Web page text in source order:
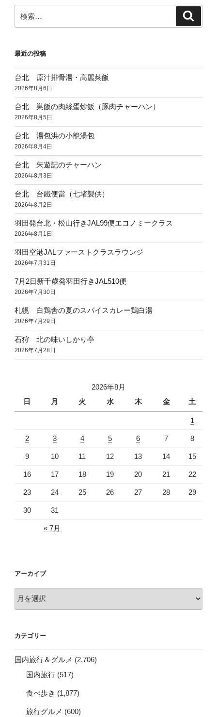
ー
シ
索:
最近の投稿
台北 原汁排骨湯・高麗菜飯
2026年8月6日
台北 巣飯の肉絲蛋炒飯（豚肉チャーハン）
2026年8月5日
台北 湯包洪の小籠湯包
2026年8月4日
台北 朱遊記のチャーハン
2026年8月3日
台北 台鐵便當（七堵製供）
2026年8月2日
羽田発台北・松山行きJAL99便エコノミークラス
2026年8月1日
羽田空港JALファーストクラスラウンジ
2026年7月31日
7月2日新千歳発羽田行きJAL510便
2026年7月30日
札幌 白鶏舎の夏のスパイスカレー鶏白湯
2026年7月29日
石狩 北の味いしかり亭
2026年7月28日
2026年8月
日
月 火 水 木 金 土
1
2 3 4 5 6 7 8
9 10 11 12 13 14 15
16 17 18 19 20 21 22
23 24 25 26 27 28 29
30 31
« 7月
アーカイブ
ー
ブ
カテゴリー
国内旅行＆グルメ (2,706)
国内旅行 (517)
食べ歩き (1,877)
旅行グルメ (600)